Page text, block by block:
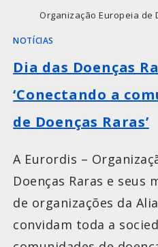
Organização Europeia de
NOTÍCIAS
Dia das Doenças
‘Conectando a
de Doenças Raras’
A Eurordis –
Doenças Raras e seus
de organizações da
convidam toda a